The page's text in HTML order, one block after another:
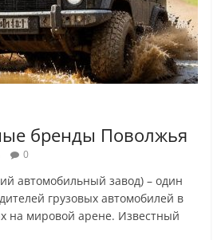
бренды Поволжья
0
автомобильный завод) – один
грузовых автомобилей в
на мировой арене. Известный